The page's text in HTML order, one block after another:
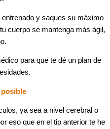
y saques su máximo
cuerpo se mantenga más ágil,
para que te dé un plan de
ya sea a nivel cerebral o
eso que en el tip anterior te he